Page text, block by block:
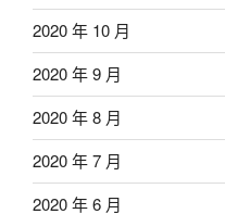
2020 年 10 月
2020 年 9 月
2020 年 8 月
2020 年 7 月
2020 年 6 月